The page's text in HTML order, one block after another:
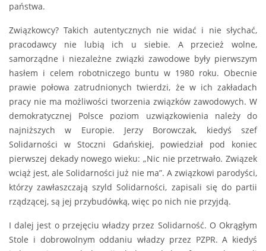
państwa.
Związkowcy? Takich autentycznych nie widać i nie słychać,
pracodawcy nie lubią ich u siebie. A przecież wolne,
samorządne i niezależne związki zawodowe były pierwszym
hasłem i celem robotniczego buntu w 1980 roku. Obecnie
prawie połowa zatrudnionych twierdzi, że w ich zakładach
pracy nie ma możliwości tworzenia związków zawodowych. W
demokratycznej Polsce poziom uzwiązkowienia należy do
najniższych w Europie. Jerzy Borowczak, kiedyś szef
Solidarności w Stoczni Gdańskiej, powiedział pod koniec
pierwszej dekady nowego wieku: „Nic nie przetrwało. Związek
wciąż jest, ale Solidarności już nie ma”. A związkowi parodyści,
którzy zawłaszczają szyld Solidarności, zapisali się do partii
rządzącej, są jej przybudówką, więc po nich nie przyjdą.
I dalej jest o przejęciu władzy przez Solidarność. O Okrągłym
Stole i dobrowolnym oddaniu władzy przez PZPR. A kiedyś